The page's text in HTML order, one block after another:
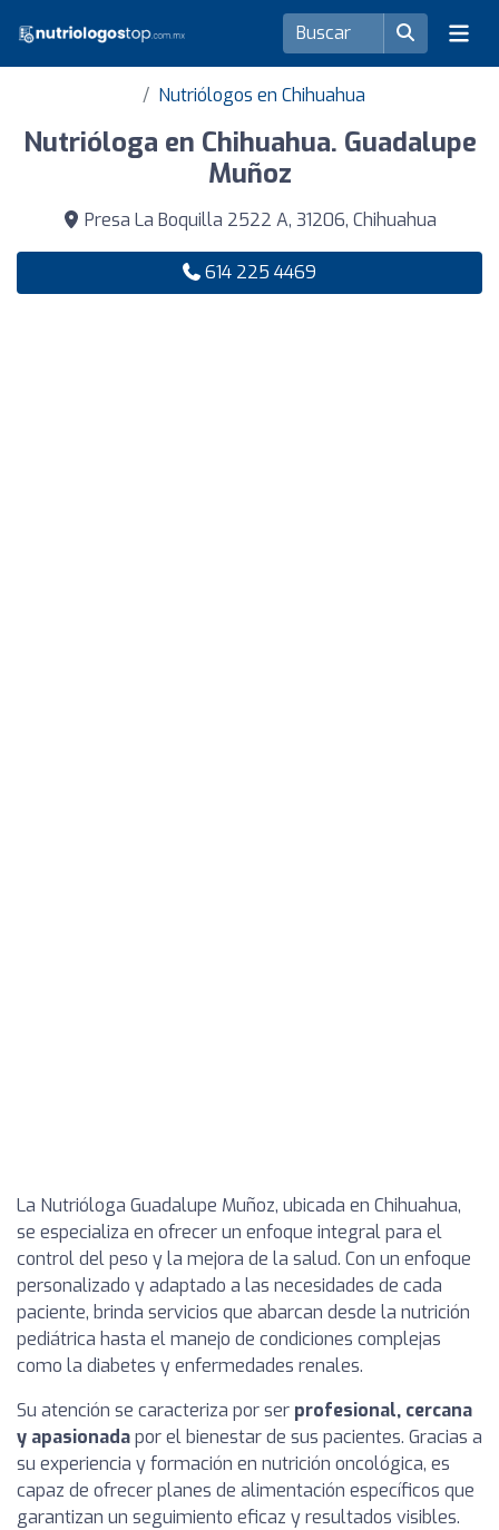
Nutriólogos en Chihuahua
Nutrióloga en Chihuahua. Guadalupe
Muñoz
Presa La Boquilla 2522 A, 31206, Chihuahua
614 225 4469
La Nutrióloga Guadalupe Muñoz, ubicada en Chihuahua,
se especializa en ofrecer un enfoque integral para el
control del peso y la mejora de la salud. Con un enfoque
personalizado y adaptado a las necesidades de cada
paciente, brinda servicios que abarcan desde la nutrición
pediátrica hasta el manejo de condiciones complejas
como la diabetes y enfermedades renales.
Su atención se caracteriza por ser profesional, cercana
y apasionadapor el bienestar de sus pacientes. Gracias a
su experiencia y formación en nutrición oncológica, es
capaz de ofrecer planes de alimentación específicos que
garantizan un seguimiento eficaz y resultados visibles.